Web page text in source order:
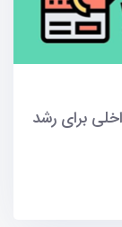
برای رشد